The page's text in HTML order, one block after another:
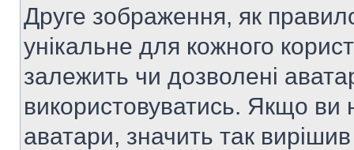
Друге зображення, як
унікальне для кожного
залежить чи дозволені
використовуватись. Якщо ви
аватари, значить так